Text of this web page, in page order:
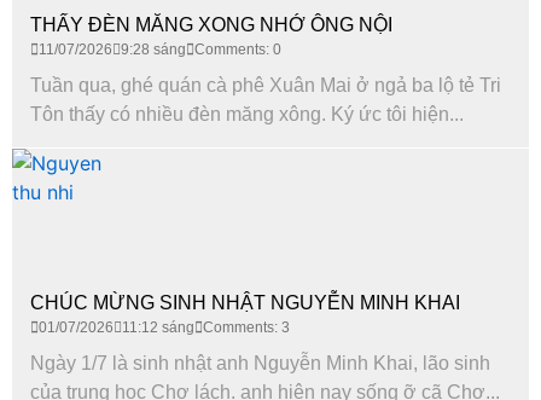
THẤY ĐÈN MĂNG XONG NHỚ ÔNG NỘI
11/07/2026 9:28 sáng Comments: 0
Tuần qua, ghé quán cà phê Xuân Mai ở ngả ba lộ tẻ Tri
Tôn thấy có nhiều đèn măng xông. Ký ức tôi hiện...
CHÚC MỪNG SINH NHẬT NGUYỄN MINH KHAI
01/07/2026 11:12 sáng Comments: 3
Ngày 1/7 là sinh nhật anh Nguyễn Minh Khai, lão sinh
của trung hoc Chợ lách. anh hiện nay sống ỡ cã Chợ...